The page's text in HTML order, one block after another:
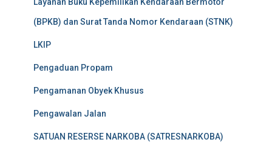
(BPKB) dan Surat Tanda Nomor Kendaraan (STNK)
LKIP
Pengaduan Propam
Pengamanan Obyek Khusus
Pengawalan Jalan
SATUAN RESERSE NARKOBA (SATRESNARKOBA)